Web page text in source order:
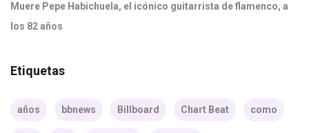
Muere Pepe Habichuela, el icónico guitarrista de flamenco, a
los 82 años
Etiquetas
años bbnews Billboard Chart Beat como